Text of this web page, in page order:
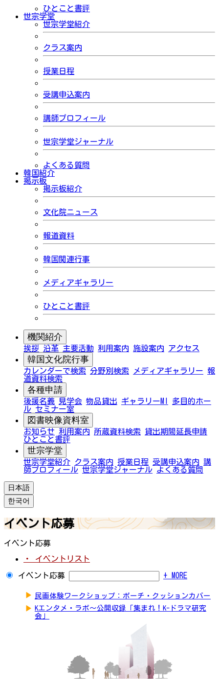
ひとこと書評
世宗学堂
世宗学堂紹介
クラス案内
授業日程
受講申込案内
講師プロフィール
世宗学堂ジャーナル
よくある質問
韓国紹介
掲示板
掲示板紹介
文化院ニュース
報道資料
韓国関連行事
メディアギャラリー
ひとこと書評
機関紹介
挨拶 沿革 主要活動 利用案内 施設案内 アクセス
韓国文化院行事
カレンダーで検索 分野別検索 メディアギャラリー 報
道資料検索
各種申請
後援名義 見学会 物品貸出 ギャラリーMI
多目的ホー
ル セミナー室
図書映像資料室
お知らせ 利用案内 所蔵資料検索
貸出期間延長申請
ひとこと書評
世宗学堂
世宗学堂紹介 クラス案内 授業日程 受講申込案内 講
師プロフィール 世宗学堂ジャーナル よくある質問
日本語
한국어
イベント応募
イベント応募
・ イベントリスト
イベント応募 + MORE
▶ 民画体験ワークショップ：ポーチ・クッションカバー
▶ Kエンタメ・ラボ～公開収録「集まれ！K-ドラマ研究
会」